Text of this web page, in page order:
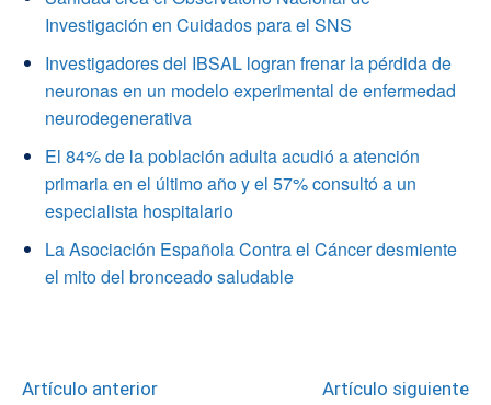
Investigación en Cuidados para el SNS
Investigadores del IBSAL logran frenar la pérdida de
neuronas en un modelo experimental de enfermedad
neurodegenerativa
El 84% de la población adulta acudió a atención
primaria en el último año y el 57% consultó a un
especialista hospitalario
La Asociación Española Contra el Cáncer desmiente
el mito del bronceado saludable
Artículo anterior Artículo siguiente